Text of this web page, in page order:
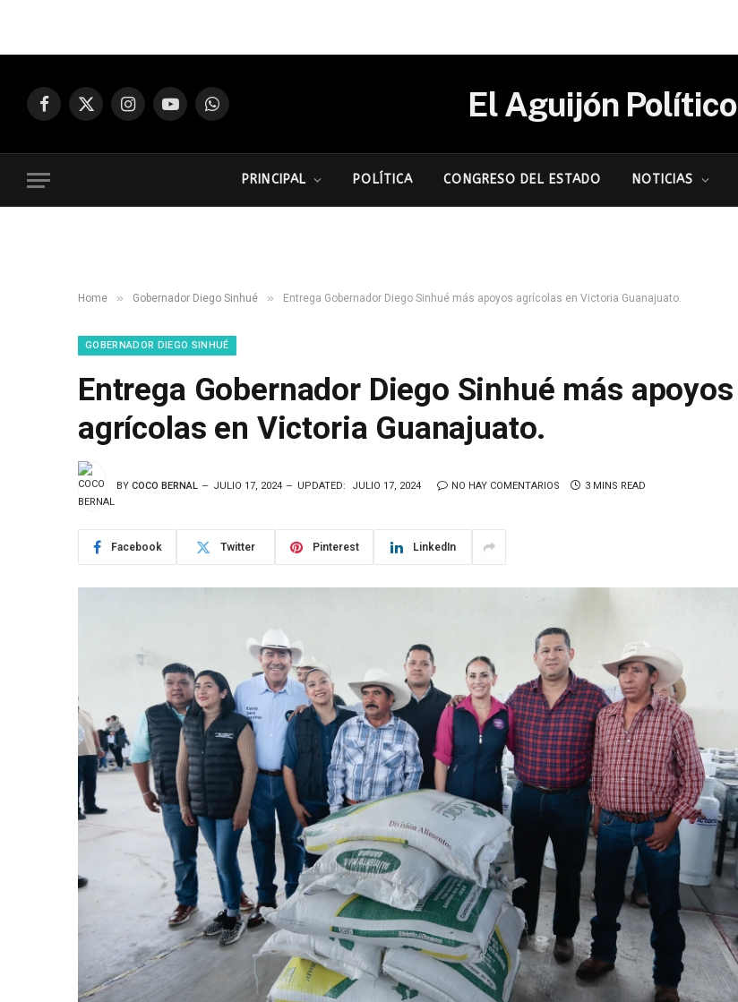
Facebook
X
InstagramYouTubeWhatsApp El Aguijón Político
PRINCIPAL POLÍTICA CONGRESO DEL ESTADO NOTICIAS
Home » Gobernador Diego Sinhué » Entrega Gobernador Diego Sinhué más apoyos agrícolas en Victoria Guanajuato.
GOBERNADOR DIEGO SINHUÉ
Entrega Gobernador Diego Sinhué más apoyos
agrícolas en Victoria Guanajuato.
BY COCO BERNAL JULIO 17, 2024 UPDATED: JULIO 17, 2024 NO HAY COMENTARIOS 3 MINS READ
Facebook Twitter Pinterest LinkedIn